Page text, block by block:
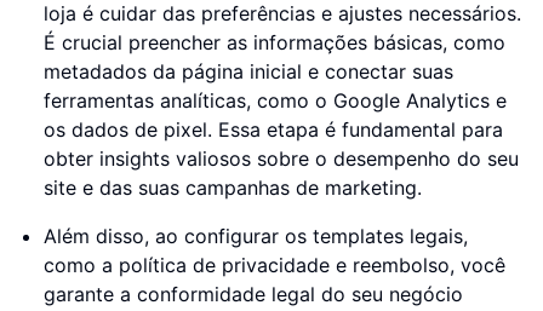
loja é cuidar das preferências e ajustes necessários.
É crucial preencher as informações básicas, como
metadados da página inicial e conectar suas
ferramentas analíticas, como o Google Analytics e
os dados de pixel. Essa etapa é fundamental para
obter insights valiosos sobre o desempenho do seu
site e das suas campanhas de marketing.
Além disso, ao configurar os templates legais,
como a política de privacidade e reembolso, você
garante a conformidade legal do seu negócio